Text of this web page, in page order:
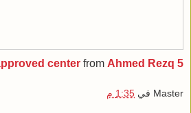
5 h approved center
from Ahmed Rezq
Master في 1:35 م